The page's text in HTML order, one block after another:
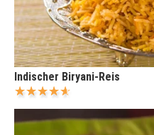
Indischer Biryani-Reis